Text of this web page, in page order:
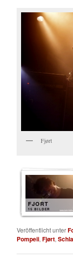
Fjørt
FJORT
15 BILDER
Veröffentlicht unter
Pompeii,Fjørt,